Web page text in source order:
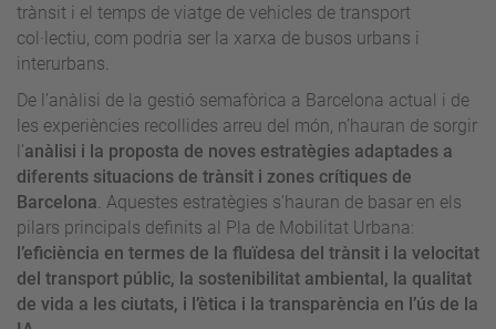
trànsit i el temps de viatge de vehicles de transport
col·lectiu, com podria ser la xarxa de busos urbans i
interurbans.
De l’anàlisi de la gestió semafòrica a Barcelona actual i de
les experiències recollides arreu del món, n’hauran de sorgir
l’anàlisi i la proposta de noves estratègies adaptades a
diferents situacions de trànsit i zones crítiques de
Barcelona. Aquestes estratègies s’hauran de basar en els
pilars principals definits al Pla de Mobilitat Urbana:
l’eficiència en termes de la fluïdesa del trànsit i la velocitat
del transport públic, la sostenibilitat ambiental, la qualitat
de vida a les ciutats, i l’ètica i la transparència en l’ús de la